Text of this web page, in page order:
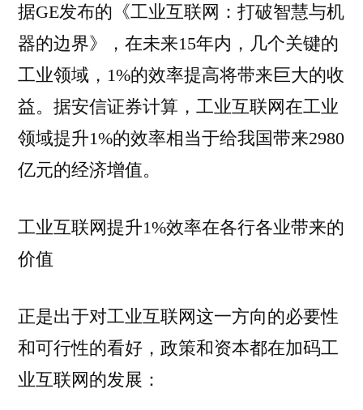
据GE发布的《工业互联网：打破智慧与机
器的边界》，在未来15年内，几个关键的
工业领域，1%的效率提高将带来巨大的收
益。据安信证券计算，工业互联网在工业
领域提升1%的效率相当于给我国带来2980
亿元的经济增值。
工业互联网提升1%效率在各行各业带来的
价值
正是出于对工业互联网这一方向的必要性
和可行性的看好，政策和资本都在加码工
业互联网的发展：